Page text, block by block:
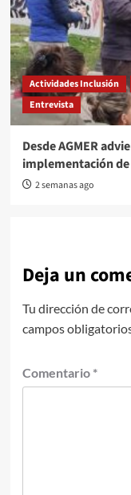
Actividades Inclusión
Entrevista
Desde AGMER
implementación de
2 semanas ago
Deja un
Tu dirección de
campos
Comentario *